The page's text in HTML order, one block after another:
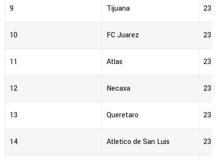
9 Tijuana 23
10 FC Juarez 23
11 Atlas 23
12 Necaxa 23
13 Queretaro 23
14 Atletico de San Luis 23